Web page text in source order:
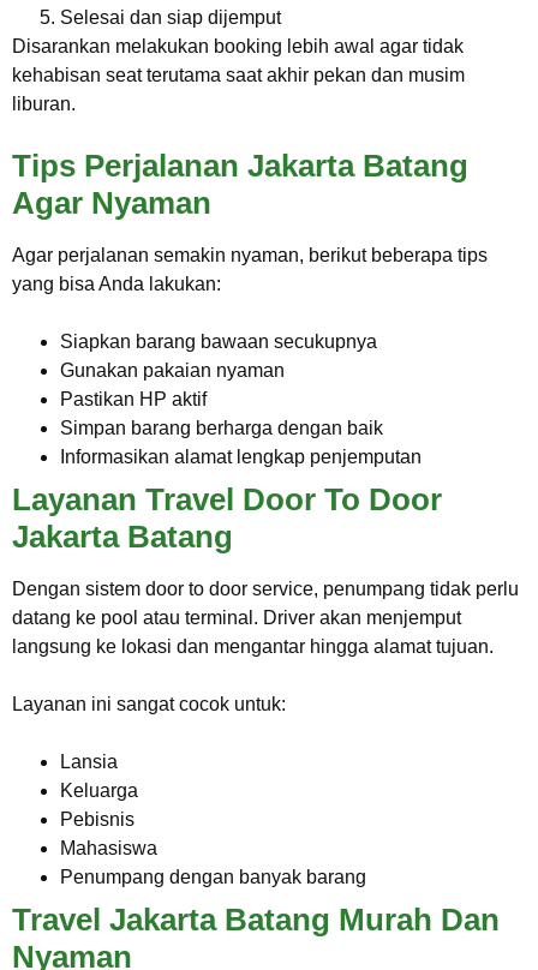
Selesai dan siap dijemput
Disarankan melakukan booking lebih awal agar tidak
kehabisan seat terutama saat akhir pekan dan musim
liburan.
Tips Perjalanan Jakarta Batang
Agar Nyaman
Agar perjalanan semakin nyaman, berikut beberapa tips
yang bisa Anda lakukan:
Siapkan barang bawaan secukupnya
Gunakan pakaian nyaman
Pastikan HP aktif
Simpan barang berharga dengan baik
Informasikan alamat lengkap penjemputan
Layanan Travel Door To Door
Jakarta Batang
Dengan sistem door to door service, penumpang tidak perlu
datang ke pool atau terminal. Driver akan menjemput
langsung ke lokasi dan mengantar hingga alamat tujuan.
Layanan ini sangat cocok untuk:
Lansia
Keluarga
Pebisnis
Mahasiswa
Penumpang dengan banyak barang
Travel Jakarta Batang Murah Dan
Nyaman